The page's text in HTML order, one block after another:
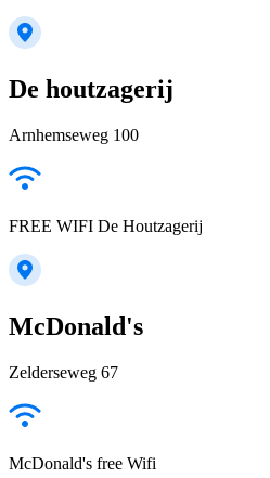
De houtzagerij
Arnhemseweg 100
FREE WIFI De Houtzagerij
McDonald's
Zelderseweg 67
McDonald's free Wifi